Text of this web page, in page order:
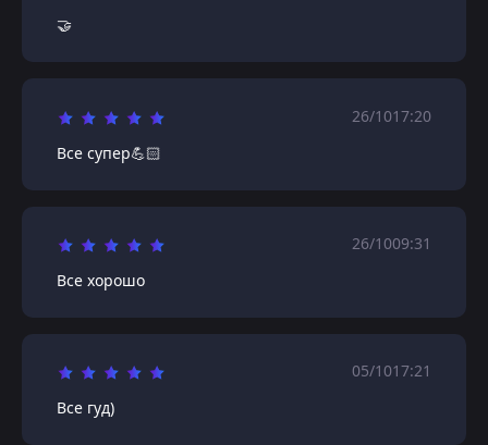
🤝
26/1017:20
Все супер💪🏻
26/1009:31
Все хорошо
05/1017:21
Все гуд)